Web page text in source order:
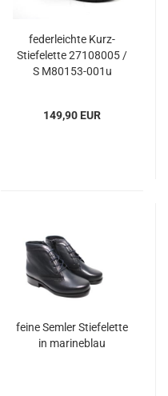
federleichte Kurz-
Stiefelette 27108005 /
S M80153-001u
149,90 EUR
feine Semler Stiefelette
in marineblau